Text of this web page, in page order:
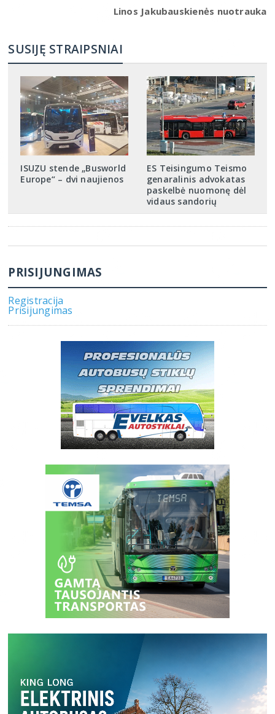
Linos Jakubauskienės nuotrauka
SUSIJĘ STRAIPSNIAI
ISUZU stende „Busworld
Europe“ – dvi naujienos
ES Teisingumo Teismo
genaralinis advokatas
paskelbė nuomonę dėl
vidaus sandorių
PRISIJUNGIMAS
Registracija
Prisijungimas